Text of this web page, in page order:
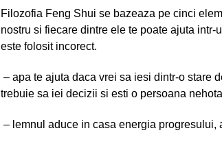
Filozofia Feng Shui se bazeaza pe cinci
nostru si fiecare dintre ele te poate ajuta
este folosit incorect.
– apa te ajuta daca vrei sa iesi dintr-o stare
trebuie sa iei decizii si esti o persoana
– lemnul aduce in casa energia